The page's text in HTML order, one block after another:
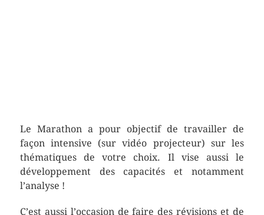
Le Marathon a pour objectif de travailler de
façon intensive (sur vidéo projecteur) sur les
thématiques de votre choix. Il vise aussi le
développement des capacités et notamment
l’analyse !
C’est aussi l’occasion de faire des révisions et de